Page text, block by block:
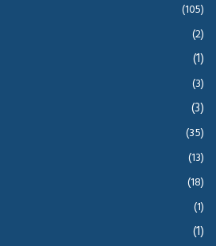
(105)
(2)
(1)
(3)
(3)
(35)
(13)
(18)
(1)
(1)